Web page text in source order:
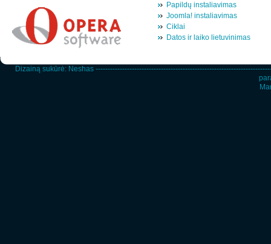
Papildų instaliavimas
Joomla! instaliavimas
Ciklai
Datos ir laiko lietuvinimas
Dizainą sukūrė: Neshas